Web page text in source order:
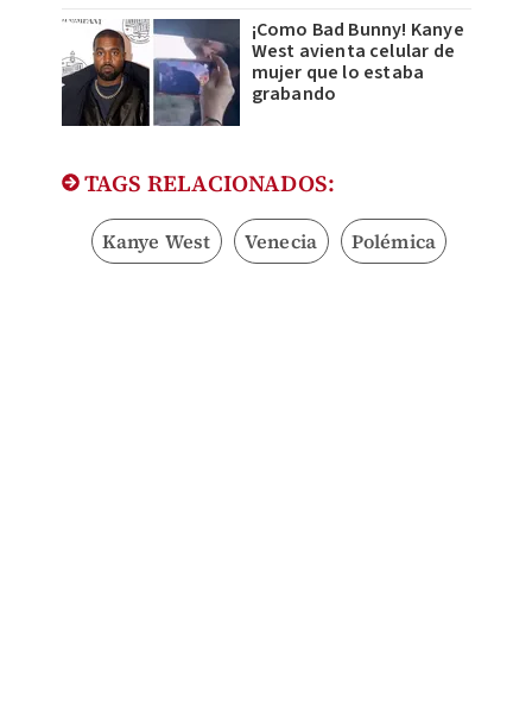
¡Como Bad Bunny! Kanye
West avienta celular de
mujer que lo estaba
grabando
TAGS RELACIONADOS:
Kanye West Venecia Polémica